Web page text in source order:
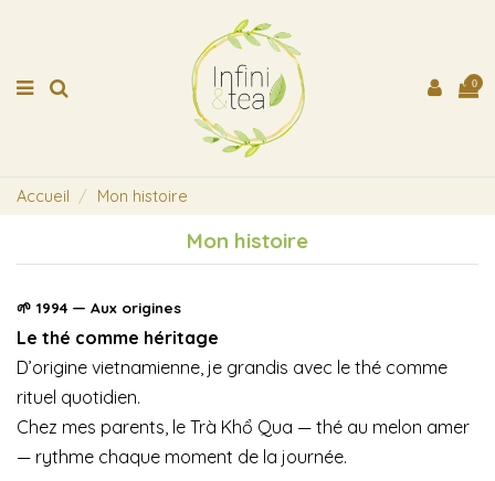
0
Accueil Mon histoire
Mon histoire
🌱 1994 — Aux origines
Le thé comme héritage
D’origine vietnamienne, je grandis avec le thé comme
rituel quotidien.
Chez mes parents, le Trà Khổ Qua — thé au melon amer
— rythme chaque moment de la journée.